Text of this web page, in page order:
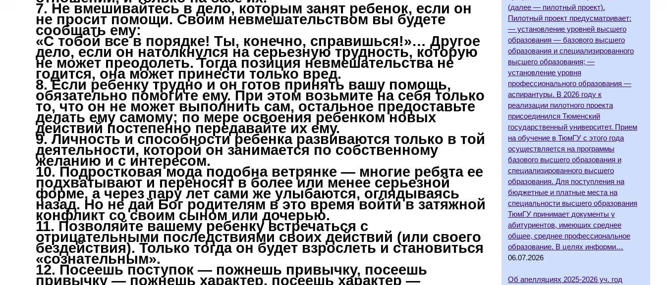
(далее — пилотный проект).
Пилотный проект предусматривает:
— установление уровней высшего
образования — базового высшего
образования и специализированного
высшего образования; —
установление уровня
профессионального образования —
аспирантуры. В 2026 году к
реализации пилотного проекта
присоединился Тюменский
государственный университет. Прием
на обучение в ТюмГУ с этого года
осуществляется на программы
базового высшего образования и
специализированного высшего
образования. Для поступления на
бюджетные и платные места на
специальности высшего образования
ТюмГУ принимает документы у
абитуриентов, имеющих среднее
общее, среднее профессиональное
образование. В целях информи…
06.07.2026
Об апелляциях 2025-2026 уч. год
7. Не вмешивайтесь в дело, которым занят ребенок, если он
не просит помощи. Своим невмешательством вы будете
сообщать ему:
«С тобой все в порядке! Ты, конечно, справишься!»… Другое
дело, если он натолкнулся на серьезную трудность, которую
не может преодолеть. Тогда позиция невмешательства не
годится, она может принести только вред.
8. Если ребенку трудно и он готов принять вашу помощь,
обязательно помогите ему. При этом возьмите на себя только
то, что он не может выполнить сам, остальное предоставьте
делать ему самому; по мере освоения ребенком новых
действий постепенно передавайте их ему.
9. Личность и способности ребенка развиваются только в той
деятельности, которой он занимается по собственному
желанию и с интересом.
10. Подростковая мода подобна ветрянке — многие ребята ее
подхватывают и переносят в более или менее серьезной
форме, а через пару лет сами же улыбаются, оглядываясь
назад. Но не дай Бог родителям в это время войти в затяжной
конфликт со своим сыном или дочерью.
11. Позволяйте вашему ребенку встречаться с
отрицательными последствиями своих действий (или своего
бездействия). Только тогда он будет взрослеть и становиться
«сознательным».
12. Посеешь поступок — пожнешь привычку, посеешь
привычку — пожнешь характер, посеешь характер —